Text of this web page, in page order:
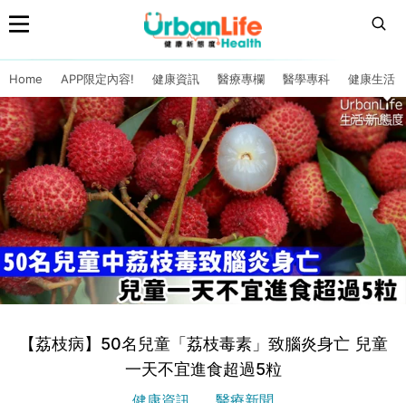
Home APP限定內容! 健康資訊 醫療專欄 醫學專科 健康生活
【荔枝病】50名兒童「荔枝毒素」致腦炎身亡 兒童
一天不宜進食超過5粒